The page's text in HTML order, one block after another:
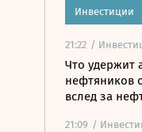
Инвестиции
21:22 /
Что удержит
нефтяников
вслед за
21:09 /